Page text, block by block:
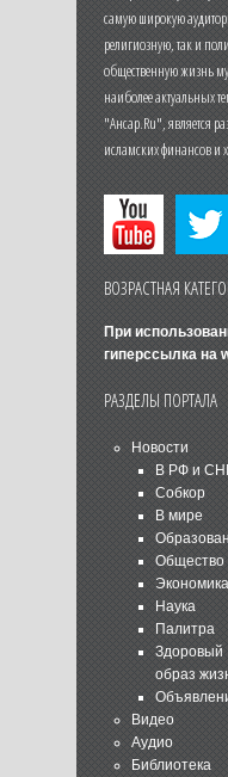
самую широкую
религиозную, так и
общественную жизнь
наиболее актуальных
"Ансар.Ru", является
исламских финансов и
ВОЗРАСТНАЯ
При
гиперссылка на
РАЗДЕЛЫ ПОРТАЛА
Новости
В РФ и
Собкор
В мире
Общество
Экономика
Наука
Палитра
Здоровый
образ
Видео
Аудио
Библиотека